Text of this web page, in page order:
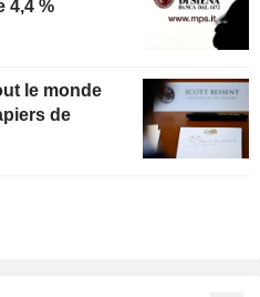
4,4 %
le monde
de